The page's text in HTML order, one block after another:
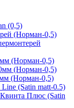
(0,5)
(Норман-0,5)
(Норман-0,5)
(Норман-0,5)
(Норман-0,5)
(Satin matt-0.5)
Плюс (Satin